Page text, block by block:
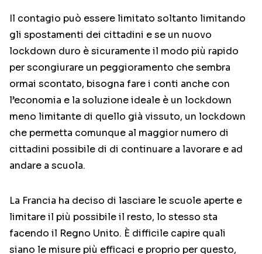
Il contagio può essere limitato soltanto limitando
gli spostamenti dei cittadini e se un nuovo
lockdown duro è sicuramente il modo più rapido
per scongiurare un peggioramento che sembra
ormai scontato, bisogna fare i conti anche con
l’economia e la soluzione ideale è un lockdown
meno limitante di quello già vissuto, un lockdown
che permetta comunque al maggior numero di
cittadini possibile di di continuare a lavorare e ad
andare a scuola.
La Francia ha deciso di lasciare le scuole aperte e
limitare il più possibile il resto, lo stesso sta
facendo il Regno Unito. È difficile capire quali
siano le misure più efficaci e proprio per questo,